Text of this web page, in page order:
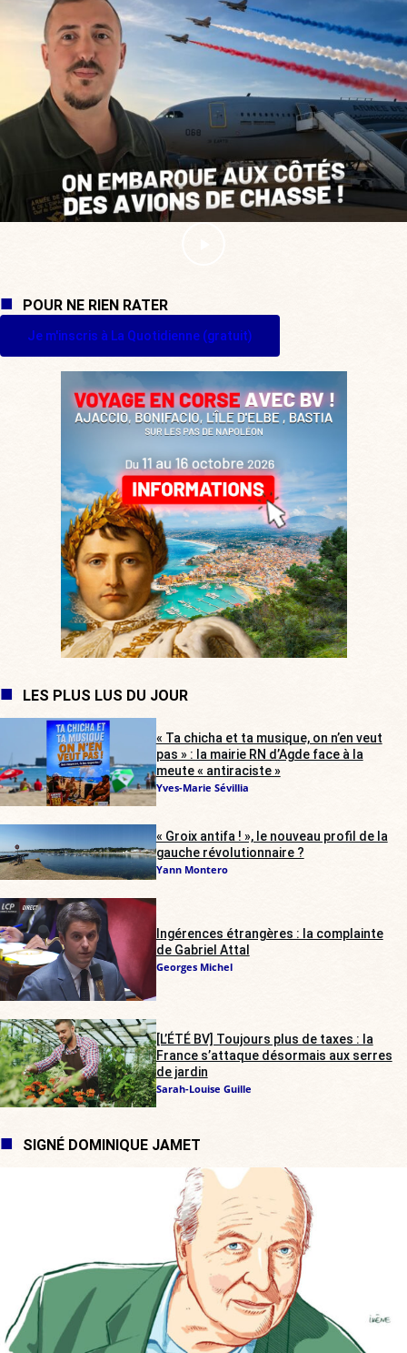
POUR NE RIEN RATER
Je m'inscris à La Quotidienne (gratuit)
LES PLUS LUS DU JOUR
« Ta chicha et ta musique, on n’en veut
pas » : la mairie RN d’Agde face à la
meute « antiraciste »
Yves-Marie Sévillia
« Groix antifa ! », le nouveau profil de la
gauche révolutionnaire ?
Yann Montero
Ingérences étrangères : la complainte
de Gabriel Attal
Georges Michel
[L’ÉTÉ BV] Toujours plus de taxes : la
France s’attaque désormais aux serres
de jardin
Sarah-Louise Guille
SIGNÉ DOMINIQUE JAMET